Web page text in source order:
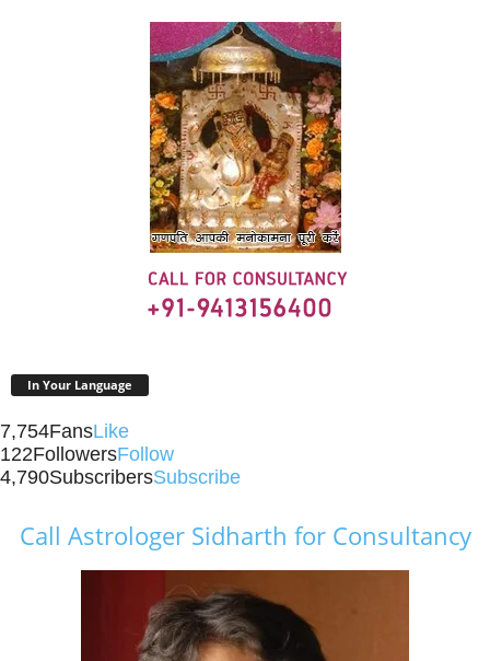
In Your Language
7,754FansLike
122FollowersFollow
4,790SubscribersSubscribe
Call Astrologer Sidharth for Consultancy